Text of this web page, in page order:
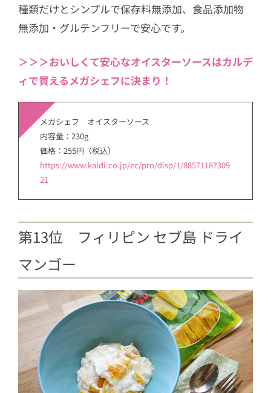
種類だけとシンプルで保存料無添加、食品添加物
無添加・グルテンフリーで安心です。
＞＞＞おいしくて安心なオイスターソースはカルデ
ィで買えるメガシェフに決まり！
メガシェフ オイスターソース
内容量：230g
価格：255円（税込）
https://www.kaldi.co.jp/ec/pro/disp/1/88571187309
21
第13位 フィリピン セブ島 ドライ
マンゴー